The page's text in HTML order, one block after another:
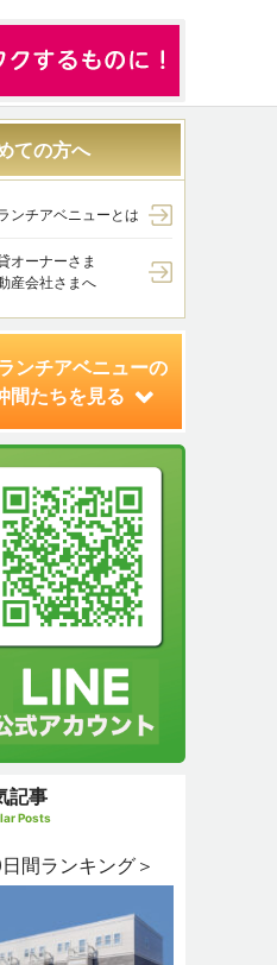
ての方へ
ンチアベニューとは
オーナーさま
産会社さまへ
ンチアベニューの
間たちを見る
記事
Posts
間ランキング＞